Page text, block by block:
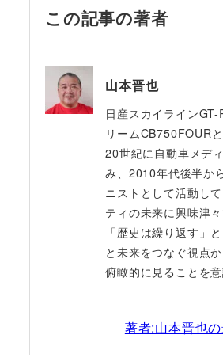
この記事の著者
山本晋也
日産スカイラインGT-
リームCB750FOUR
20世紀に自動車メデ
み、2010年代後半か
ニストとして活動し
ティの未来に興味津
「歴史は繰り返す」
と未来をつなぐ視点
俯瞰的に見ることを意
著者:山本晋也